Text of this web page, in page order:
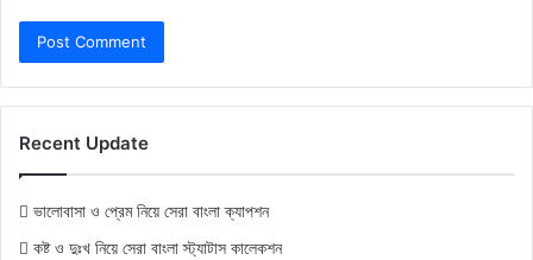
Recent Update
ভালোবাসা ও প্রেম নিয়ে সেরা বাংলা ক্যাপশন
কষ্ট ও দুঃখ নিয়ে সেরা বাংলা স্ট্যাটাস কালেকশন